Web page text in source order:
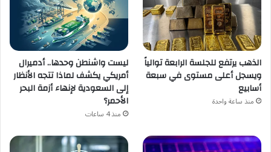
الذهب يرتفع للجلسة الرابعة توالياً
ويسجل أعلى مستوى في سبعة
أسابيع
منذ ساعة واحدة
ليست واشنطن وحدها.. أدميرال
أمريكي يكشف لماذا تتجه الأنظار
إلى السعودية لإنهاء أزمة البحر
الأحمر؟
منذ 4 ساعات